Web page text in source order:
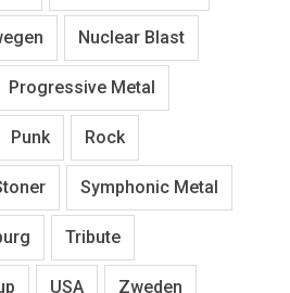
Nuclear Blast
Progressive Metal
Punk Rock
Symphonic Metal
Tribute
USA Zweden